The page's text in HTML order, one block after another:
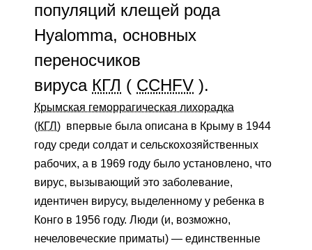
популяций клещей рода
Hyalomma, основных
переносчиков
вируса КГЛ ( CCHFV ).
Крымская геморрагическая лихорадка
(КГЛ) впервые была описана в Крыму в 1944
году среди солдат и сельскохозяйственных
рабочих, а в 1969 году было установлено, что
вирус, вызывающий это заболевание,
идентичен вирусу, выделенному у ребенка в
Конго в 1956 году. Люди (и, возможно,
нечеловеческие приматы) — единственные